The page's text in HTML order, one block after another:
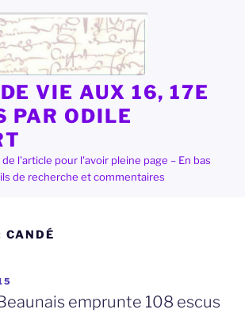
VIE AUX 16, 17E
PAR ODILE
l'article pour l'avoir pleine page – En bas
de recherche et commentaires
CANDÉ
emprunte 108 escus